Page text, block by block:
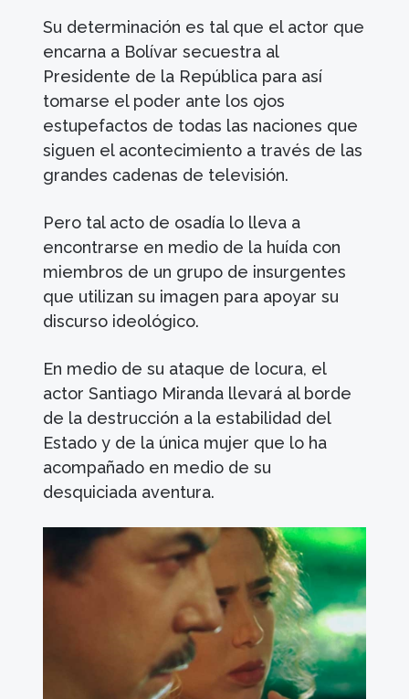
Su determinación es tal que el actor que
encarna a Bolívar secuestra al
Presidente de la República para así
tomarse el poder ante los ojos
estupefactos de todas las naciones que
siguen el acontecimiento a través de las
grandes cadenas de televisión.
Pero tal acto de osadía lo lleva a
encontrarse en medio de la huída con
miembros de un grupo de insurgentes
que utilizan su imagen para apoyar su
discurso ideológico.
En medio de su ataque de locura, el
actor Santiago Miranda llevará al borde
de la destrucción a la estabilidad del
Estado y de la única mujer que lo ha
acompañado en medio de su
desquiciada aventura.